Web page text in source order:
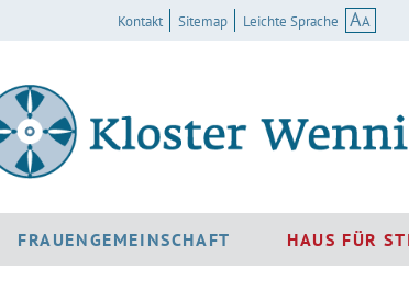
Kontakt Sitemap Leichte Sprache AA
FRAUENGEMEINSCHAFT HAUS FÜR